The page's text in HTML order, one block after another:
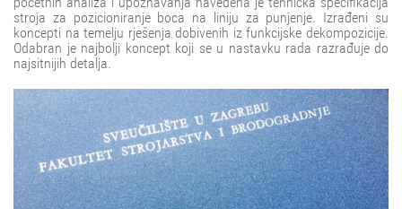
stroja za pozicioniranje boca na liniju za punjenje. Izrađeni su
koncepti na temelju rješenja dobivenih iz funkcijske dekompozicije.
Odabran je najbolji koncept koji se u nastavku rada razrađuje do
najsitnijih detalja.